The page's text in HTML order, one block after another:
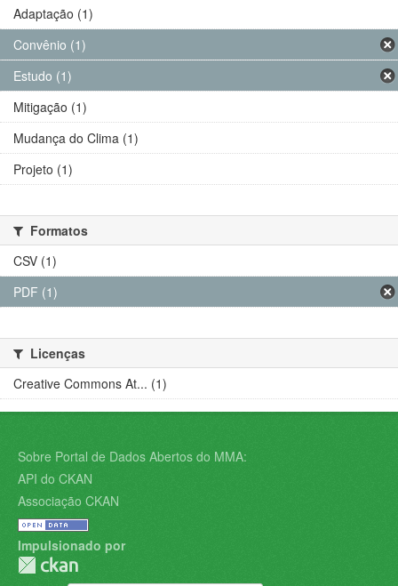
Adaptação (1)
Convênio (1)
Estudo (1)
Mitigação (1)
Mudança do Clima (1)
Projeto (1)
Formatos
CSV (1)
PDF (1)
Licenças
Creative Commons At... (1)
Sobre Portal de Dados Abertos do MMA:
API do CKAN
Associação CKAN
Impulsionado por